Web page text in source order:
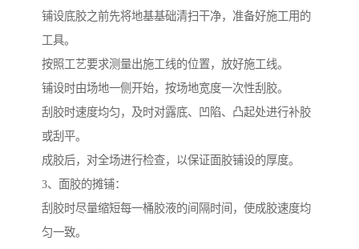
铺设底胶之前先将地基基础清扫干净，准备好施工用的
工具。
按照工艺要求测量出施工线的位置，放好施工线。
铺设时由场地一侧开始，按场地宽度一次性刮胶。
刮胶时速度均匀，及时对露底、凹陷、凸起处进行补胶
或刮平。
成胶后，对全场进行检查，以保证面胶铺设的厚度。
3、面胶的摊铺：
刮胶时尽量缩短每一桶胶液的间隔时间，使成胶速度均
匀一致。